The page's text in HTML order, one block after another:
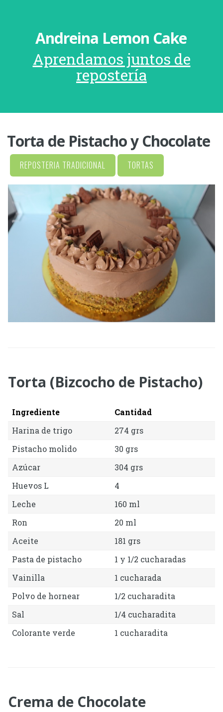
Andreina Lemon Cake
Aprendamos juntos de
repostería
Torta de Pistacho y Chocolate
REPOSTERIA TRADICIONAL TORTAS
Torta (Bizcocho de Pistacho)
Ingrediente
Cantidad
Harina de trigo
274 grs
Pistacho molido
30 grs
Azúcar
304 grs
Huevos L
4
Leche
160 ml
Ron
20 ml
Aceite
181 grs
Pasta de pistacho
1 y 1/2 cucharadas
Vainilla
1 cucharada
Polvo de hornear
1/2 cucharadita
Sal
1/4 cucharadita
Colorante verde
1 cucharadita
Crema de Chocolate